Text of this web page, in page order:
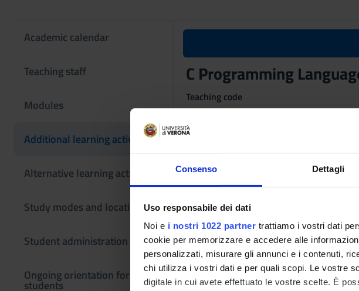
Consenso Dettagli
Uso responsabile dei dati
Noi e i nostri 1022 partner trattiamo i vostri dati
cookie per memorizzare e accedere alle
personalizzati, misurare gli annunci e i contenuti,
chi utilizza i vostri dati e per quali scopi. Le vostre
digitale in cui avete effettuato le vostre scelte. È
Academic calendar
Teaching staff
Modules
Additional learning activities
Alternative learning activities
Study modes and locations
Student administration
Ongoing orientation for
students
C Programming
Teaching code
4S008339
The course is given by